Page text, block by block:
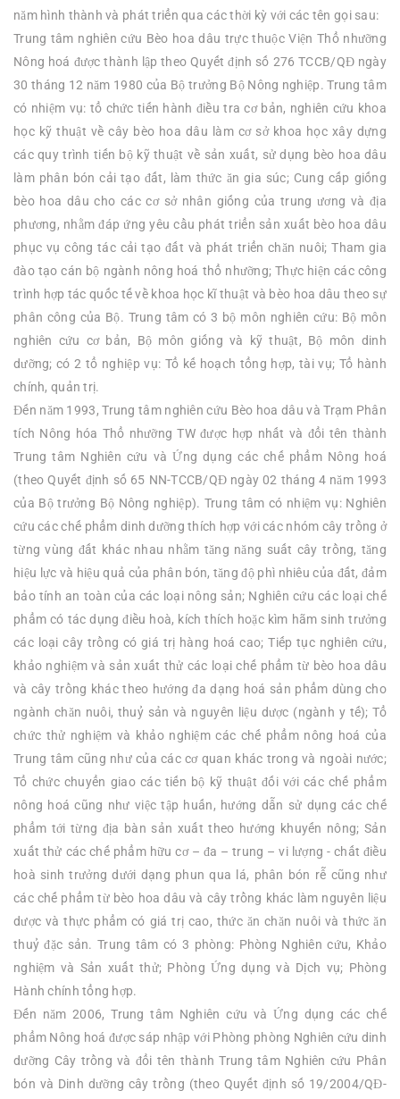
năm hình thành và phát triển qua các thời kỳ với các tên gọi sau:
Trung tâm nghiên cứu Bèo hoa dâu trực thuộc Viện Thổ nhưỡng
Nông hoá được thành lập theo Quyết định số 276 TCCB/QĐ ngày
30 tháng 12 năm 1980 của Bộ trưởng Bộ Nông nghiệp. Trung tâm
có nhiệm vụ: tổ chức tiến hành điều tra cơ bản, nghiên cứu khoa
học kỹ thuật về cây bèo hoa dâu làm cơ sở khoa học xây dựng
các quy trình tiến bộ kỹ thuật về sản xuất, sử dụng bèo hoa dâu
làm phân bón cải tạo đất, làm thức ăn gia súc; Cung cấp giống
bèo hoa dâu cho các cơ sở nhân giống của trung ương và địa
phương, nhằm đáp ứng yêu cầu phát triển sản xuất bèo hoa dâu
phục vụ công tác cải tạo đất và phát triển chăn nuôi; Tham gia
đào tạo cán bộ ngành nông hoá thổ nhưỡng; Thực hiện các công
trình hợp tác quốc tế về khoa học kĩ thuật và bèo hoa dâu theo sự
phân công của Bộ. Trung tâm có 3 bộ môn nghiên cứu: Bộ môn
nghiên cứu cơ bản, Bộ môn giống và kỹ thuật, Bộ môn dinh
dưỡng; có 2 tổ nghiệp vụ: Tổ kế hoạch tổng hợp, tài vụ; Tổ hành
chính, quản trị.
Đến năm 1993, Trung tâm nghiên cứu Bèo hoa dâu và Trạm Phân
tích Nông hóa Thổ nhưỡng TW được hợp nhất và đổi tên thành
Trung tâm Nghiên cứu và Ứng dụng các chế phẩm Nông hoá
(theo Quyết định số 65 NN-TCCB/QĐ ngày 02 tháng 4 năm 1993
của Bộ trưởng Bộ Nông nghiệp). Trung tâm có nhiệm vụ: Nghiên
cứu các chế phẩm dinh dưỡng thích hợp với các nhóm cây trồng ở
từng vùng đất khác nhau nhằm tăng năng suất cây trồng, tăng
hiệu lực và hiệu quả của phân bón, tăng độ phì nhiêu của đất, đảm
bảo tính an toàn của các loại nông sản; Nghiên cứu các loại chế
phẩm có tác dụng điều hoà, kích thích hoặc kìm hãm sinh trưởng
các loại cây trồng có giá trị hàng hoá cao; Tiếp tục nghiên cứu,
khảo nghiệm và sản xuất thử các loại chế phẩm từ bèo hoa dâu
và cây trồng khác theo hướng đa dạng hoá sản phẩm dùng cho
ngành chăn nuôi, thuỷ sản và nguyên liệu dược (ngành y tế); Tổ
chức thử nghiệm và khảo nghiệm các chế phẩm nông hoá của
Trung tâm cũng như của các cơ quan khác trong và ngoài nước;
Tổ chức chuyển giao các tiến bộ kỹ thuật đối với các chế phẩm
nông hoá cũng như việc tập huấn, hướng dẫn sử dụng các chế
phẩm tới từng địa bàn sản xuất theo hướng khuyến nông; Sản
xuất thử các chế phẩm hữu cơ – đa – trung – vi lượng - chất điều
hoà sinh trưởng dưới dạng phun qua lá, phân bón rễ cũng như
các chế phẩm từ bèo hoa dâu và cây trồng khác làm nguyên liệu
dược và thực phẩm có giá trị cao, thức ăn chăn nuôi và thức ăn
thuỷ đặc sản. Trung tâm có 3 phòng: Phòng Nghiên cứu, Khảo
nghiệm và Sản xuất thử; Phòng Ứng dụng và Dịch vụ; Phòng
Hành chính tổng hợp.
Đến năm 2006, Trung tâm Nghiên cứu và Ứng dụng các chế
phẩm Nông hoá được sáp nhập với Phòng phòng Nghiên cứu dinh
dưỡng Cây trồng và đổi tên thành Trung tâm Nghiên cứu Phân
bón và Dinh dưỡng cây trồng (theo Quyết định số 19/2004/QĐ-